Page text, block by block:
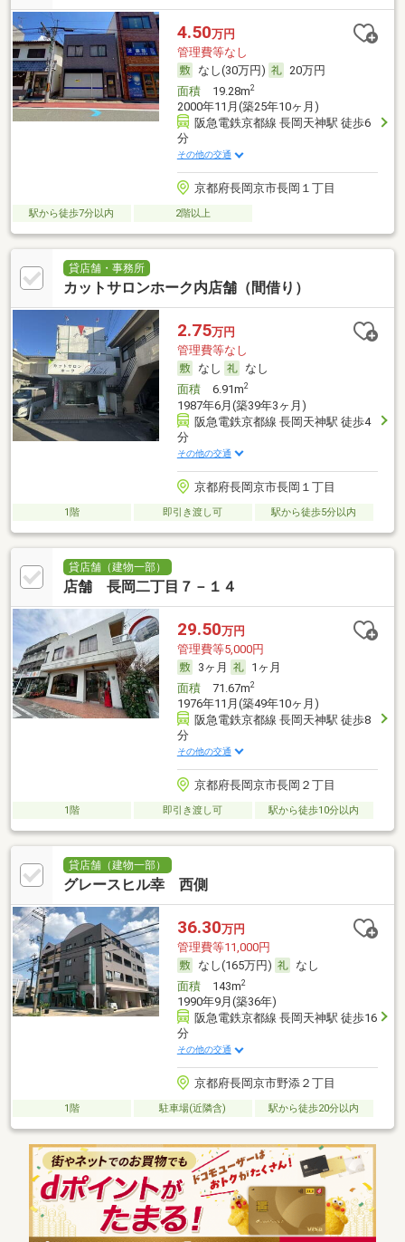
4.50万円
管理費等なし
なし(30万円)
20万円
面積19.28m2
2000年11月(築25年10ヶ月)
阪急電鉄京都線 長岡天神駅 徒歩6
分
その他の交通
京都府長岡京市長岡１丁目
駅から徒歩7分以内 2階以上
貸店舗・事務所
カットサロンホーク内店舗（間借り）
2.75万円
管理費等なし
なし
なし
面積6.91m2
1987年6月(築39年3ヶ月)
阪急電鉄京都線 長岡天神駅 徒歩4
分
その他の交通
京都府長岡京市長岡１丁目
1階 即引き渡し可 駅から徒歩5分以内
貸店舗（建物一部）
店舗 長岡二丁目７－１４
29.50万円
管理費等5,000円
3ヶ月
1ヶ月
面積71.67m2
1976年11月(築49年10ヶ月)
阪急電鉄京都線 長岡天神駅 徒歩8
分
その他の交通
京都府長岡京市長岡２丁目
1階 即引き渡し可 駅から徒歩10分以内
貸店舗（建物一部）
グレースヒル幸 西側
36.30万円
管理費等11,000円
なし(165万円)
なし
面積143m2
1990年9月(築36年)
阪急電鉄京都線 長岡天神駅 徒歩16
分
その他の交通
京都府長岡京市野添２丁目
1階 駐車場(近隣含) 駅から徒歩20分以内